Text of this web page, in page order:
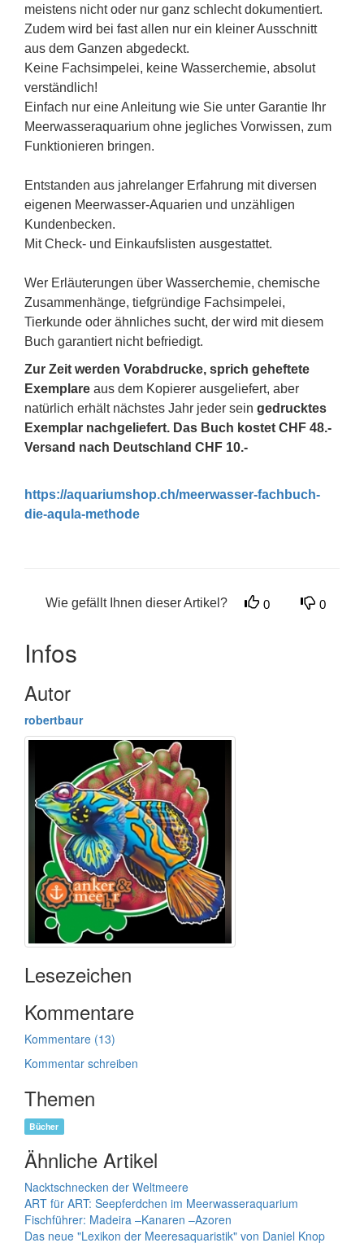
meistens nicht oder nur ganz schlecht dokumentiert.
Zudem wird bei fast allen nur ein kleiner Ausschnitt
aus dem Ganzen abgedeckt.
Keine Fachsimpelei, keine Wasserchemie, absolut
verständlich!
Einfach nur eine Anleitung wie Sie unter Garantie Ihr
Meerwasseraquarium ohne jegliches Vorwissen, zum
Funktionieren bringen.
Entstanden aus jahrelanger Erfahrung mit diversen
eigenen Meerwasser-Aquarien und unzähligen
Kundenbecken.
Mit Check- und Einkaufslisten ausgestattet.
Wer Erläuterungen über Wasserchemie, chemische
Zusammenhänge, tiefgründige Fachsimpelei,
Tierkunde oder ähnliches sucht, der wird mit diesem
Buch garantiert nicht befriedigt.
Zur Zeit werden Vorabdrucke, sprich geheftete
Exemplare aus dem Kopierer ausgeliefert, aber
natürlich erhält nächstes Jahr jeder sein gedrucktes
Exemplar nachgeliefert. Das Buch kostet CHF 48.-
Versand nach Deutschland CHF 10.-
https://aquariumshop.ch/meerwasser-fachbuch-
die-aqula-methode
Wie gefällt Ihnen dieser Artikel? 0 0
Infos
Autor
robertbaur
Lesezeichen
Kommentare
Kommentare (13)
Kommentar schreiben
Themen
Bücher
Ähnliche Artikel
Nacktschnecken der Weltmeere
ART für ART: Seepferdchen im Meerwasseraquarium
Fischführer: Madeira –Kanaren –Azoren
Das neue "Lexikon der Meeresaquaristik" von Daniel Knop